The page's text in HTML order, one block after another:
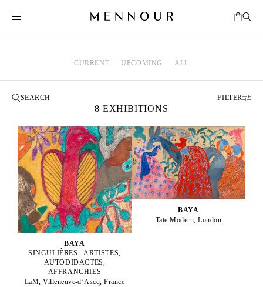
CURRENT UPCOMING ALL
8 EXHIBITIONS
FILTER
BAYA
SINGULIÈRES : ARTISTES,
AUTODIDACTES,
AFFRANCHIES
LaM, Villeneuve-d’Ascq, France
BAYA
Tate Modern, London